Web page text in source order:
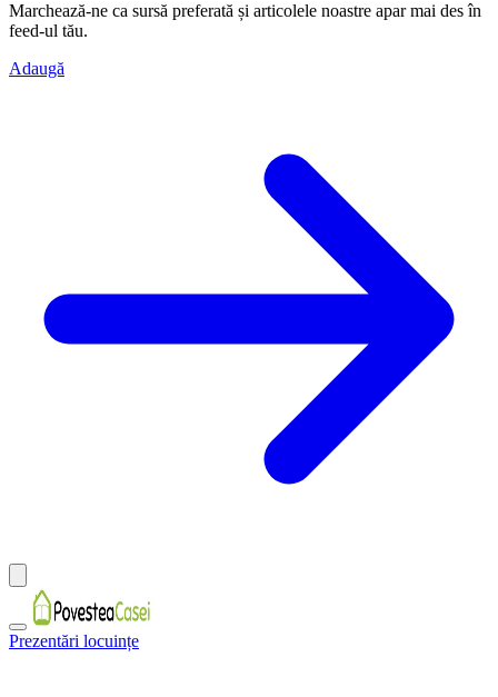
Marchează-ne ca sursă preferată și articolele noastre apar mai des în
feed-ul tău.
Adaugă
Prezentări locuințe